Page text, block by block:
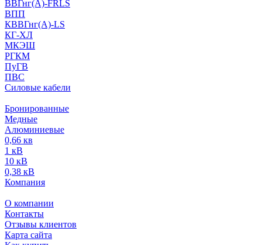
ВВГнг(А)-FRLS
ВПП
КВВГнг(А)-LS
КГ-ХЛ
МКЭШ
РГКМ
ПуГВ
ПВС
Силовые кабели
Бронированные
Медные
Алюминиевые
0,66 кв
1 кВ
10 кВ
0,38 кВ
Компания
О компании
Контакты
Отзывы клиентов
Карта сайта